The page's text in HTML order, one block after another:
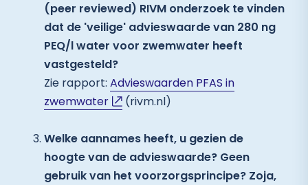
(peer reviewed) RIVM onderzoek te vinden
dat de 'veilige' advieswaarde van 280 ng
PEQ/l water voor zwemwater heeft
vastgesteld?
Zie rapport: Advieswaarden PFAS in
zwemwater
(rivm.nl)
Welke aannames heeft, u gezien de
hoogte van de advieswaarde? Geen
gebruik van het voorzorgsprincipe? Zoja,